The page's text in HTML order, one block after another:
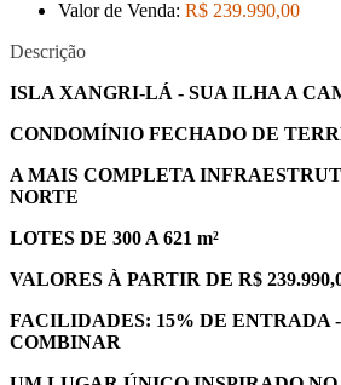
Valor de Venda: R$ 239.990,00
Descrição
ISLA XANGRI-LÁ - SUA ILHA A
CONDOMÍNIO FECHADO DE
A MAIS COMPLETA
NORTE
LOTES DE 300 A 621 m²
VALORES À PARTIR DE R$
FACILIDADES: 15% DE ENTRADA
COMBINAR